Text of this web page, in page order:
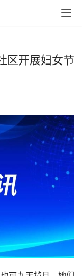
区开展妇女节